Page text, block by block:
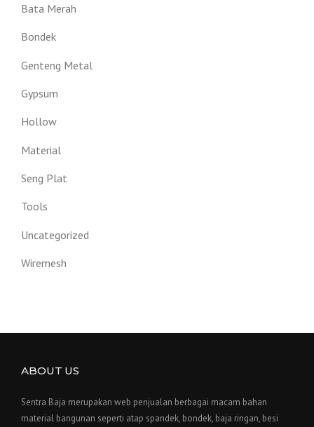
Bata Merah
Bondek
Genteng Metal
Gypsum
Hollow
Material
Seng Plat
Tools
Uncategorized
Wiremesh
ABOUT US
Sentra Baja merupakan web penjualan berbagai macam bahan
material bangunan seperti atap spandek, bondek, baja ringan, besi